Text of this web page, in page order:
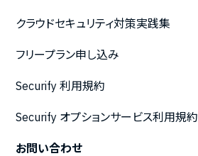
クラウドセキュリティ対策実践集
フリープラン申し込み
Securify 利用規約
Securify オプションサービス利用規約
お問い合わせ